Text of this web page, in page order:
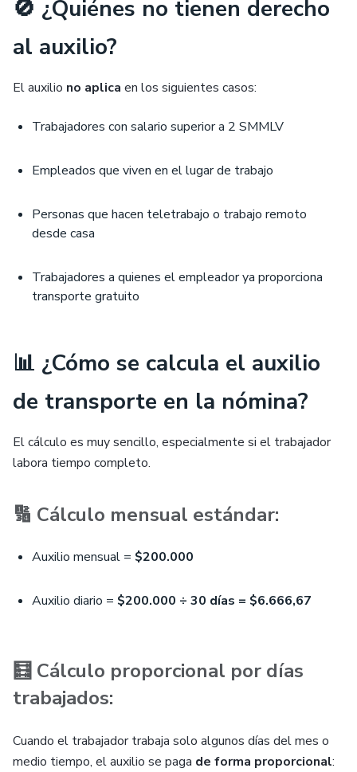
🚫 ¿Quiénes no tienen derecho
al auxilio?
El auxilio no aplica en los siguientes casos:
Trabajadores con salario superior a 2 SMMLV
Empleados que viven en el lugar de trabajo
Personas que hacen teletrabajo o trabajo remoto
desde casa
Trabajadores a quienes el empleador ya proporciona
transporte gratuito
📊 ¿Cómo se calcula el auxilio
de transporte en la nómina?
El cálculo es muy sencillo, especialmente si el trabajador
labora tiempo completo.
🔢 Cálculo mensual estándar:
Auxilio mensual = $200.000
Auxilio diario = $200.000 ÷ 30 días = $6.666,67
🧮 Cálculo proporcional por días
trabajados:
Cuando el trabajador trabaja solo algunos días del mes o
medio tiempo, el auxilio se paga de forma proporcional: